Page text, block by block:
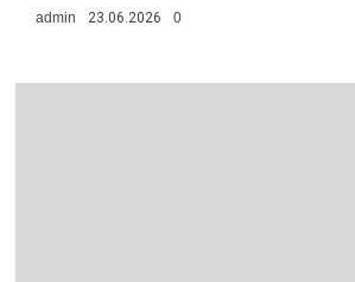
admin 23.06.2026 0